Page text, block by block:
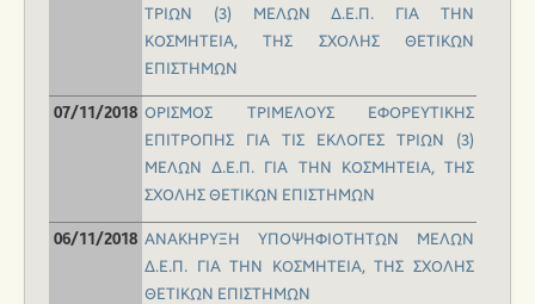
ΤΡΙΩΝ (3) ΜΕΛΩΝ Δ.Ε.Π. ΓΙΑ ΤΗΝ
ΚΟΣΜΗΤΕΙΑ, ΤΗΣ ΣΧΟΛΗΣ ΘΕΤΙΚΩΝ
ΕΠΙΣΤΗΜΩΝ
07/11/2018 ΟΡΙΣΜΟΣ ΤΡΙΜΕΛΟΥΣ ΕΦΟΡΕΥΤΙΚΗΣ
ΕΠΙΤΡΟΠΗΣ ΓΙΑ ΤΙΣ ΕΚΛΟΓΕΣ ΤΡΙΩΝ (3)
ΜΕΛΩΝ Δ.Ε.Π. ΓΙΑ ΤΗΝ ΚΟΣΜΗΤΕΙΑ, ΤΗΣ
ΣΧΟΛΗΣ ΘΕΤΙΚΩΝ ΕΠΙΣΤΗΜΩΝ
06/11/2018 ΑΝΑΚΗΡΥΞΗ ΥΠΟΨΗΦΙΟΤΗΤΩΝ ΜΕΛΩΝ
Δ.Ε.Π. ΓΙΑ ΤΗΝ ΚΟΣΜΗΤΕΙΑ, ΤΗΣ ΣΧΟΛΗΣ
ΘΕΤΙΚΩΝ ΕΠΙΣΤΗΜΩΝ